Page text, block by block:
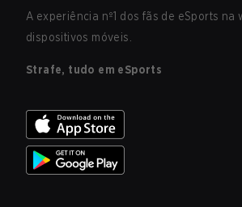
A experiência nº1 dos fãs de eSports na
dispositivos móveis.
Strafe, tudo em eSports